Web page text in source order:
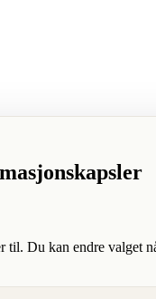
til. Du kan endre valget